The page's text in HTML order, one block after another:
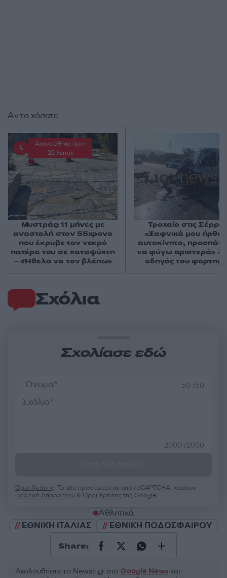
Σχόλια
Σχολίασε εδώ
50 /50
2000 /2000
Όροι Χρήσης. Το site προστατεύεται από reCAPTCHA, ισχύουν
Πολιτική Απορρήτου &Όροι Χρήσης της Google.
Αθλητικά
ΕΘΝΙΚΗ ΙΤΑΛΙΑΣ
ΕΘΝΙΚΗ ΠΟΔΟΣΦΑΙΡΟΥ
Share:
Ακολουθήστε το Νewsit.gr στο Google News και
Αν τα χάσατε
Ανανεώθηκε πριν
22 λεπτά
Μυστράς: 11 μήνες με
αναστολή στον 55χρονο
που έκρυβε τον νεκρό
πατέρα του σε καταψύκτη
– «Ήθελα να τον βλέπω»
Τροχαίο στις
«Ξαφνικά μου ήρθε
αυτοκίνητο,
να φύγω αριστερά»
οδηγός του